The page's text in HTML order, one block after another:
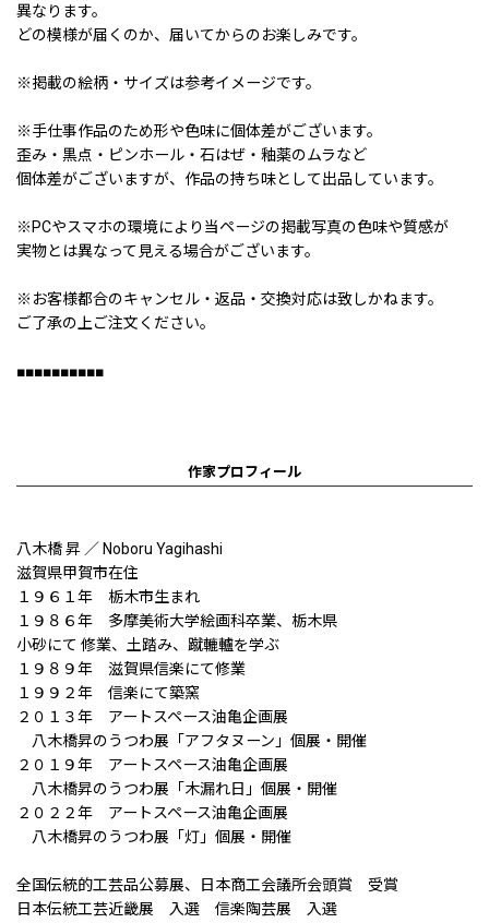
異なります。
どの模様が届くのか、届いてからのお楽しみです。
※掲載の絵柄・サイズは参考イメージです。
※手仕事作品のため形や色味に個体差がございます。
歪み・黒点・ピンホール・石はぜ・釉薬のムラなど
個体差がございますが、作品の持ち味として出品しています。
※PCやスマホの環境により当ページの掲載写真の色味や質感が
実物とは異なって見える場合がございます。
※お客様都合のキャンセル・返品・交換対応は致しかねます。
ご了承の上ご注文ください。
■■■■■■■■■■
作家プロフィール
八木橋 昇 ／ Noboru Yagihashi
滋賀県甲賀市在住
１９６１年 栃木市生まれ
１９８６年 多摩美術大学絵画科卒業、栃木県
小砂にて 修業、土踏み、蹴轆轤を学ぶ
１９８９年 滋賀県信楽にて修業
１９９２年 信楽にて築窯
２０１３年 アートスペース油亀企画展
八木橋昇のうつわ展「アフタヌーン」個展・開催
２０１９年 アートスペース油亀企画展
八木橋昇のうつわ展「木漏れ日」個展・開催
２０２２年 アートスペース油亀企画展
八木橋昇のうつわ展「灯」個展・開催
全国伝統的工芸品公募展、日本商工会議所会頭賞 受賞
日本伝統工芸近畿展 入選 信楽陶芸展 入選